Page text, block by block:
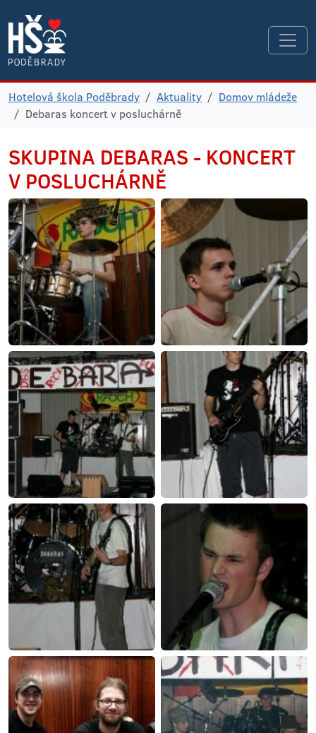
Hotelová škola Poděbrady Aktuality
Domov mládeže
Debaras koncert v posluchárně
SKUPINA DEBARAS - KONCERT
V POSLUCHÁRNĚ